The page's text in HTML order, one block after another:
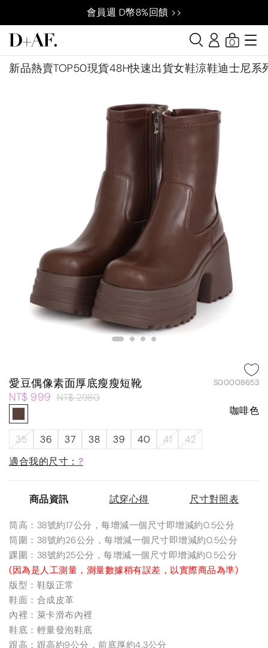
會員週 D幣8%回饋 >>
新品熱賣TOP50現貨48H快速出貨女鞋涼鞋迪士尼系
0
愛豆偶像素面厚底瘦瘦短靴 S00008653
NT$ 999 NT$ 2980
咖啡色
35 36 37 38 39 40 41
42
適合我的尺寸： ?
商品資訊 試穿心得 尺寸對照表
筒高：38號約17公分，每增減一個尺寸即增減約0.5公分
筒圍：38號約26公分，每增減一個尺寸即增減約0.5公分
踝圍：38號約25公分，每增減一個尺寸即增減約0.5公分
(因為是人工測量，測量數據稍有誤差，以實際商品為準)
版型：鞋版正常
鞋面：合成皮革
內裡：萊卡滑布內裡
鞋底：輕量發泡鞋底
跟高：跟高約9公分，前底厚約4.3公分